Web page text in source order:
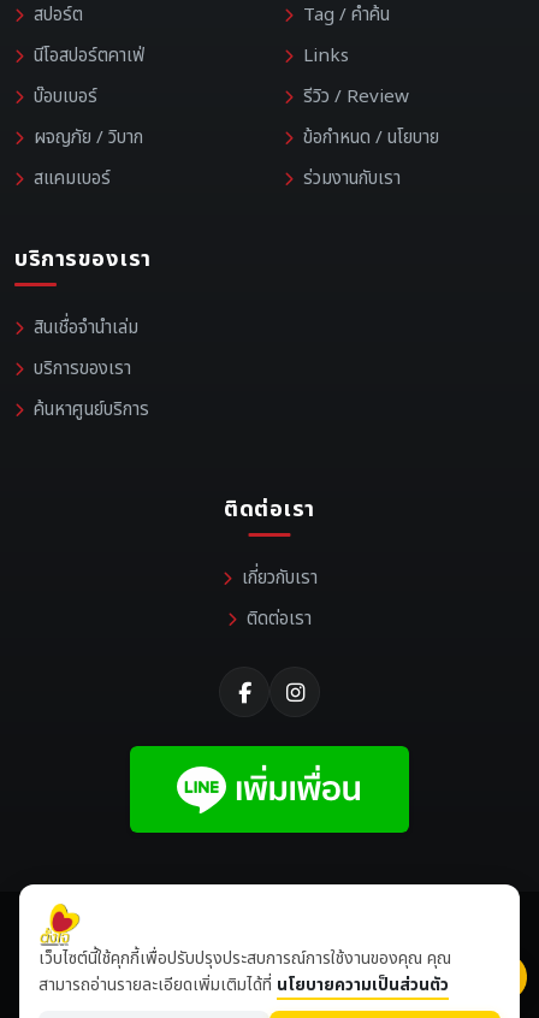
สปอร์ต
นีโอสปอร์ตคาเฟ่
บ๊อบเบอร์
ผจญภัย / วิบาก
สแคมเบอร์
Tag / คำค้น
Links
รีวิว / Review
ข้อกำหนด / นโยบาย
ร่วมงานกับเรา
บริการของเรา
สินเชื่อจำนำเล่ม
บริการของเรา
ค้นหาศูนย์บริการ
ติดต่อเรา
เกี่ยวกับเรา
ติดต่อเรา
เข้าชมเดือนนี้ 8,512,120 ปีนี้ 8,648,763
เว็บไซต์นี้ใช้คุกกี้เพื่อปรับปรุงประสบการณ์การใช้งานของคุณ คุณ
สามารถอ่านรายละเอียดเพิ่มเติมได้ที่ นโยบายความเป็นส่วนตัว